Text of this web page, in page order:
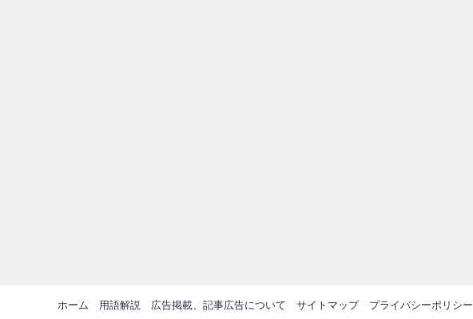
ホーム 用語解説 広告掲載、記事広告について サイトマップ プライバシーポリシー